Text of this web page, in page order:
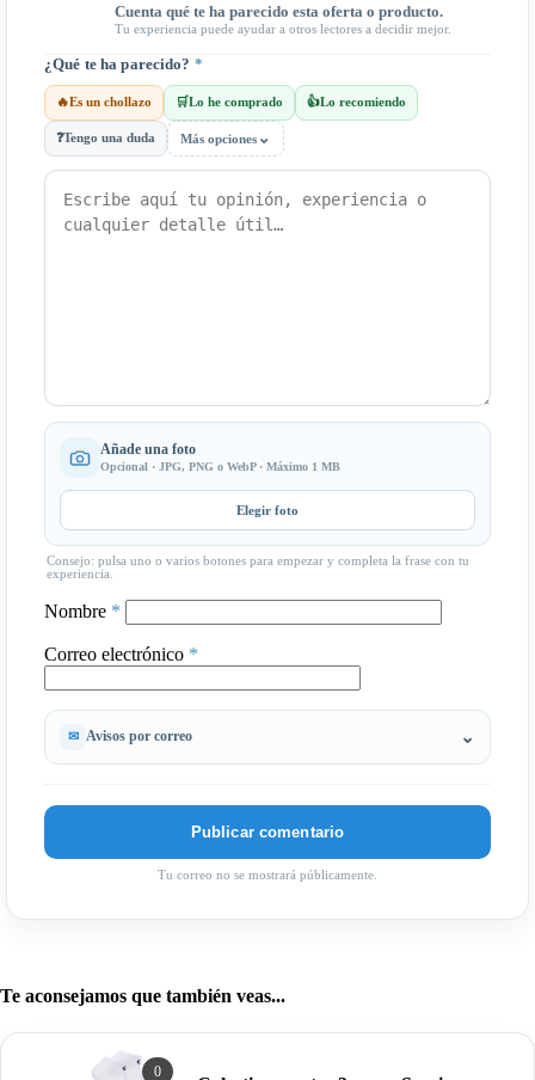
Cuenta qué te ha parecido esta oferta o producto.
Tu experiencia puede ayudar a otros lectores a decidir mejor.
¿Qué te ha parecido? *
🔥Es un chollazo 🛒Lo he comprado 👍Lo recomiendo
❓Tengo una duda Más opciones ⌄
Añade una foto
Opcional · JPG, PNG o WebP · Máximo 1 MB
Elegir foto
Consejo: pulsa uno o varios botones para empezar y completa la frase con tu
experiencia.
Nombre *
Correo electrónico *
Avisos por correo
Tu correo no se mostrará públicamente.
Te aconsejamos que también veas...
0